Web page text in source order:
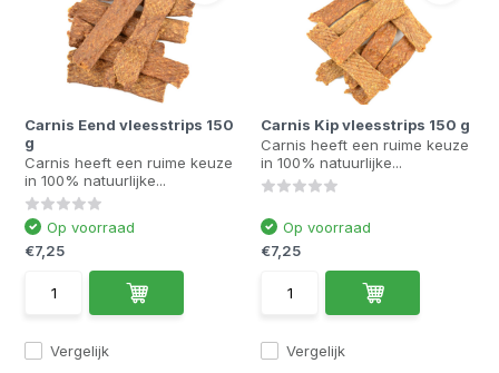
Carnis Eend vleesstrips 150
g
Carnis heeft een ruime keuze
in 100% natuurlijke...
Vergelijk
Op voorraad
€7,25
Carnis Kip vleesstrips 150 g
Carnis heeft een ruime keuze
in 100% natuurlijke...
Vergelijk
Op voorraad
€7,25